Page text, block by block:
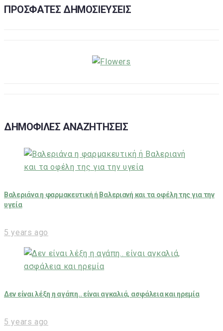
ΠΡΟΣΦΑΤΕΣ ΔΗΜΟΣΙΕΥΣΕΙΣ
ΔΗΜΟΦΙΛΕΣ ΑΝΑΖΗΤΗΣΕΙΣ
Βαλεριάνα η φαρμακευτική ή Βαλεριανή και τα οφέλη της για την
υγεία
5 years ago
Δεν είναι λέξη η αγάπη.. είναι αγκαλιά, ασφάλεια και ηρεμία
5 years ago